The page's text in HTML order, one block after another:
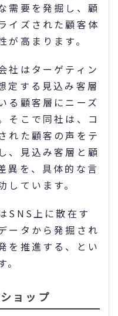
需要を発掘し、顧
イズされた顧客体
高まります。
社はターゲティン
定する見込み客層
る顧客層にニーズ
そこで同社は、コ
れた顧客の声をテ
、見込み客層と顧
異を、具体的な言
ています。
SNS上に散在す
ータから発掘され
を推進する、とい
ョップ